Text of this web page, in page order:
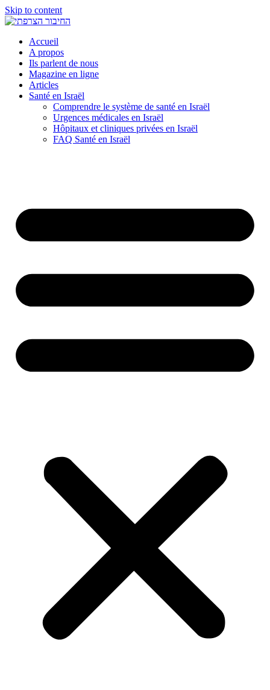
Skip to content
Accueil
A propos
Ils parlent de nous
Magazine en ligne
Articles
Santé en Israël
Comprendre le système de santé en Israël
Urgences médicales en Israël
Hôpitaux et cliniques privées en Israël
FAQ Santé en Israël